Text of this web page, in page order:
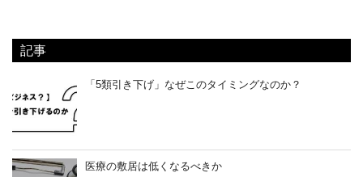
記事
「5類引き下げ」なぜこのタイミングなのか？
医療の敷居は低くなるべきか